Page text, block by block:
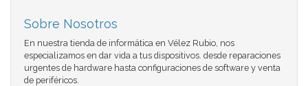
Sobre Nosotros
En nuestra tienda de informática en Vélez Rubio, nos
especializamos en dar vida a tus dispositivos. desde reparaciones
urgentes de hardware hasta configuraciones de software y venta
de periféricos.